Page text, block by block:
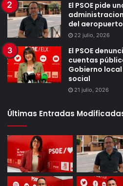
El PSOE pide
del
22 julio, 2026
El PSOE
cuentas
Gobierno
social
21 julio, 2026
Últimas Entradas